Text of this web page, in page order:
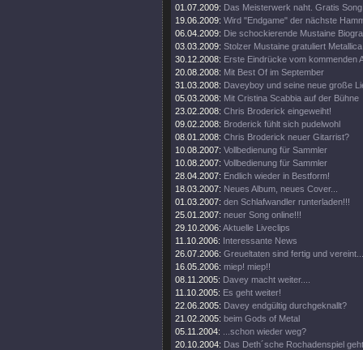
01.07.2009: Das Meisterwerk naht. Gratis
19.06.2009: Wird "Endgame" der nächste
06.04.2009: Die schockierende Mustaine
03.03.2009: Stolzer Mustaine gratuliert
30.12.2008: Erste Eindrücke vom kommenden
20.08.2008: Mit Best Of im September
31.03.2008: Daveyboy und seine neue große
05.03.2008: Mit Cristina Scabbia auf der Bühne
23.02.2008: Chris Broderick eingeweiht!
09.02.2008: Broderick fühlt sich pudelwohl
08.01.2008: Chris Broderick neuer Gitarrist?
10.08.2007: Vollbedienung für Sammler
10.08.2007: Vollbedienung für Sammler
28.04.2007: Endlich wieder in Bestform!
18.03.2007: Neues Album, neues Cover...
01.03.2007: den Schlafwandler runterladen!!!
25.01.2007: neuer Song online!!!
29.10.2006: Aktuelle Liveclips
11.10.2006: Interessante News
26.07.2006: Greueltaten sind fertig und vereint...
16.05.2006: miep! miep!!
08.11.2005: Davey macht weiter....
11.10.2005: Es geht weiter!
22.06.2005: Davey endgültig durchgeknallt?
21.02.2005: beim Gods of Metal
05.11.2004:
...schon wieder weg?
20.10.2004: Das Deth´sche Rochadenspiel